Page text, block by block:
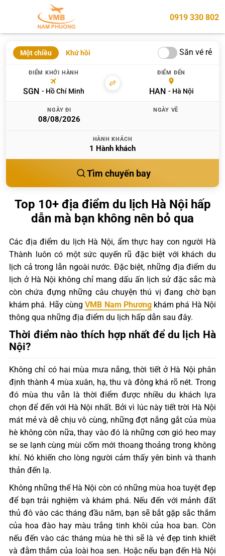
0919 330 802
Một chiều Khứ hồi Săn vé rẻ
ĐIỂM KHỞI HÀNH
SGN Hồ Chí Minh
ĐIỂM ĐẾN
HAN Hà Nội
NGÀY ĐI NGÀY VỀ
HÀNH KHÁCH
1 Hành khách
Tìm chuyến bay
Top 10+ địa điểm du lịch Hà Nội hấp
dẫn mà bạn không nên bỏ qua
Các địa điểm du lịch Hà Nội, ẩm thực hay con người Hà
Thành luôn có một sức quyến rũ đặc biệt với khách du
lịch cả trong lẫn ngoài nước. Đặc biệt, những địa điểm du
lịch ở Hà Nội không chỉ mang dấu ấn lịch sử đặc sắc mà
còn chứa đựng những câu chuyện thú vị đang chờ bạn
khám phá. Hãy cùngVMB Nam Phươngkhám phá Hà Nội
thông qua những địa điểm du lịch hấp dẫn sau đây.
Thời điểm nào thích hợp nhất để du lịch Hà
Nội?
Không chỉ có hai mùa mưa nắng, thời tiết ở Hà Nội phân
định thành 4 mùa xuân, hạ, thu và đông khá rõ nét. Trong
đó mùa thu vẫn là thời điểm được nhiều du khách lựa
chọn để đến với Hà Nội nhất. Bởi vì lúc này tiết trời Hà Nội
mát mẻ và dễ chịu vô cùng, những đợt nắng gắt của mùa
hè không còn nữa, thay vào đó là những cơn gió heo may
se se lạnh cùng mùi cốm mới thoang thoảng trong không
khí. Nó khiến cho lòng người cảm thấy yên bình và thanh
thản đến lạ.
Không những thế Hà Nội còn có những mùa hoa tuyệt đẹp
để bạn trải nghiệm và khám phá. Nếu đến với mảnh đất
thủ đô vào các tháng đầu năm, bạn sẽ bắt gặp sắc thắm
của hoa đào hay màu trắng tinh khôi của hoa ban. Còn
nếu đến vào các tháng mùa hè thì sẽ là vẻ đẹp tinh khiết
và đằm thắm của loài hoa sen. Hoặc nếu bạn đến Hà Nội